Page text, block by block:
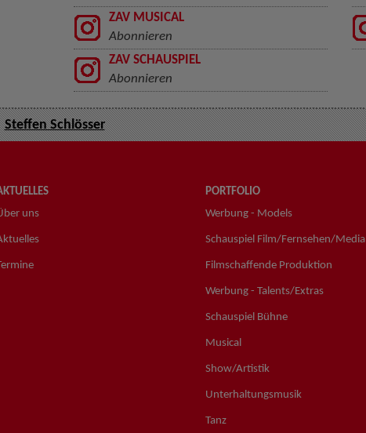
ZAV MUSICAL
Abonnieren
ZAV SCHAUSPIEL
Abonnieren
Steffen Schlösser
uns
PORTFOLIO
Werbung - Models
Schauspiel Film/Fernsehen/Media
Filmschaffende Produktion
Werbung - Talents/Extras
Schauspiel Bühne
Musical
Show/Artistik
Unterhaltungsmusik
Tanz